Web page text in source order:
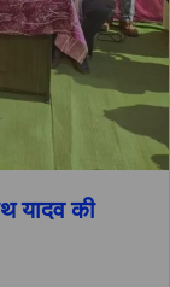
यादव की